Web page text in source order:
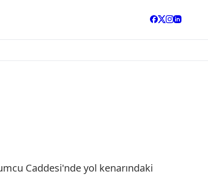
Caddesi'nde yol kenarındaki